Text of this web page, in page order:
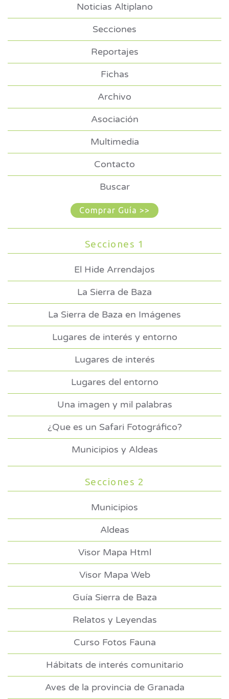
Noticias Altiplano
Secciones
Reportajes
Fichas
Archivo
Asociación
Multimedia
Contacto
Buscar
Comprar Guía >>
Secciones 1
El Hide Arrendajos
La Sierra de Baza
La Sierra de Baza en Imágenes
Lugares de interés y entorno
Lugares de interés
Lugares del entorno
Una imagen y mil palabras
¿Que es un Safari Fotográfico?
Municipios y Aldeas
Secciones 2
Municipios
Aldeas
Visor Mapa Html
Visor Mapa Web
Guía Sierra de Baza
Relatos y Leyendas
Curso Fotos Fauna
Hábitats de interés comunitario
Aves de la provincia de Granada